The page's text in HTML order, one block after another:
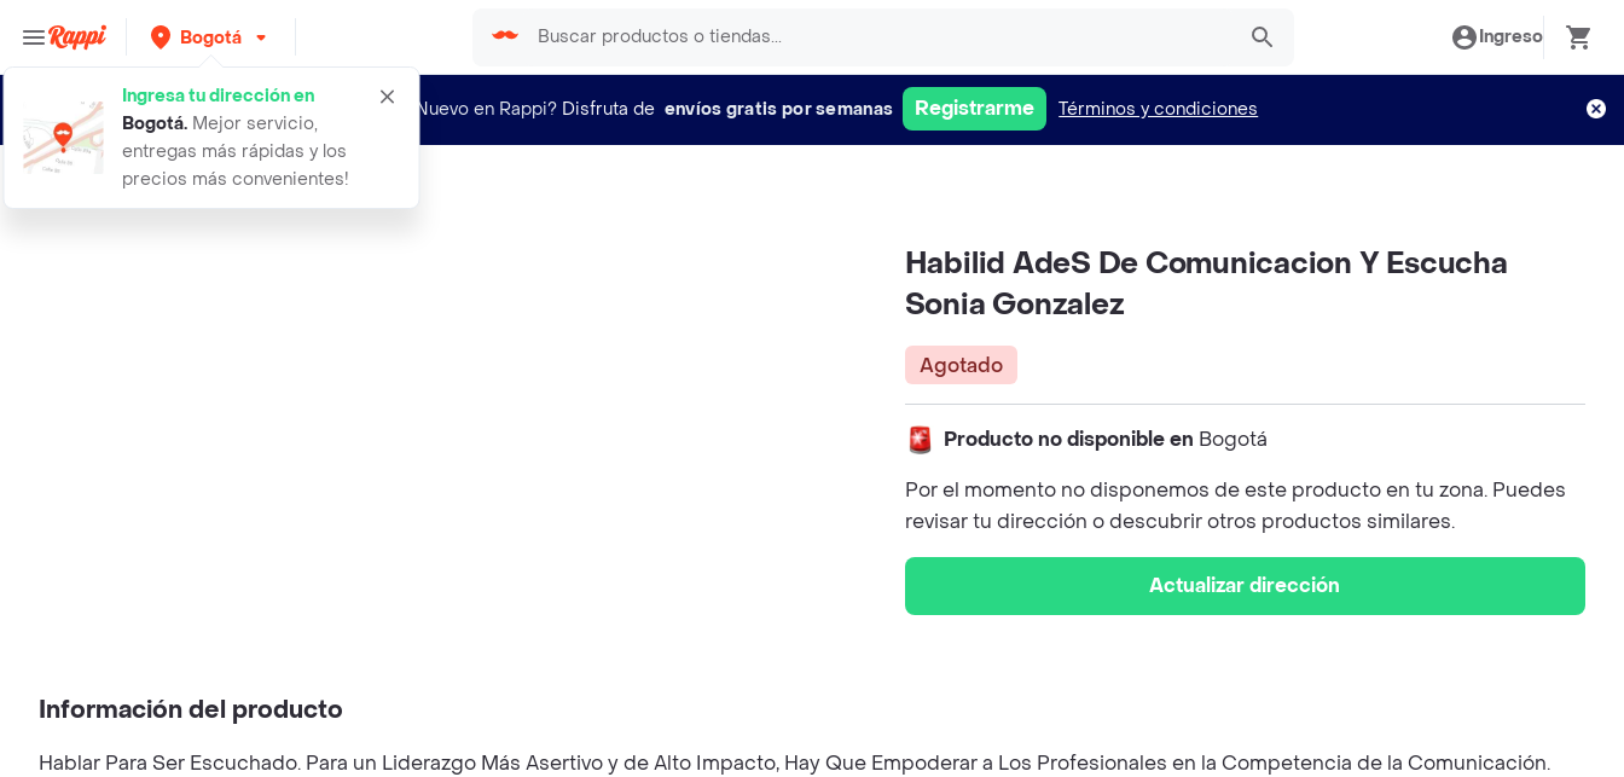
Bogotá
Ingresa tu dirección en
Bogotá. Mejor servicio,
entregas más rápidas y los
precios más convenientes!
Ingreso
¿Nuevo en Rappi? Disfruta de envíos gratis por semanas Registrarme Términos y condiciones
habilid ades de comunicacion y escu
Habilid AdeS De Comunicacion Y Escucha
Sonia Gonzalez
Agotado
Producto no disponible en Bogotá
Por el momento no disponemos de este producto en tu zona. Puedes
revisar tu dirección o descubrir otros productos similares.
Actualizar dirección
Información del producto
Hablar Para Ser Escuchado. Para un Liderazgo Más Asertivo y de Alto Impacto, Hay Que Empoderar a Los Profesionales en la Competencia de la Comunicación.